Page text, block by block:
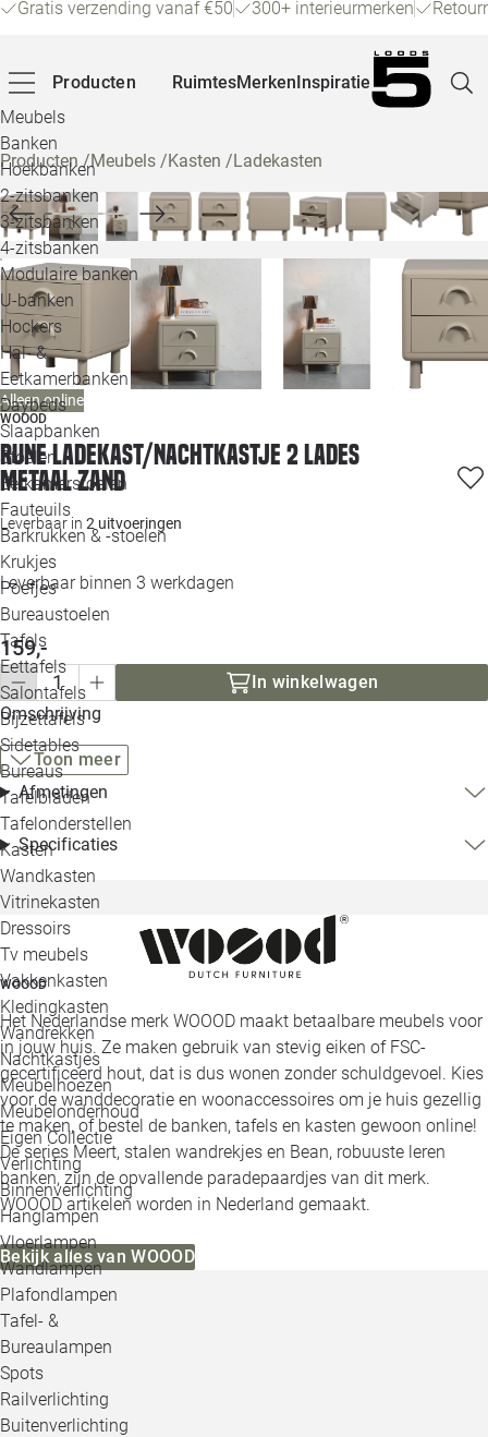
Gratis verzending vanaf €50 300+ interieurmerken
Producten
Meubels
Banken
Hoekbanken
2-zitsbanken
3-zitsbanken
4-zitsbanken
Modulaire banken
U-banken
Hockers
Hal- &
Eetkamerbanken
Daybeds
Slaapbanken
Stoelen
Eetkamerstoelen
Fauteuils
Barkrukken & -stoelen
Krukjes
Poefjes
Bureaustoelen
Tafels
Eettafels
Salontafels
Bijzettafels
Sidetables
Bureaus
Tafelbladen
Tafelonderstellen
Kasten
Wandkasten
Vitrinekasten
Dressoirs
Tv meubels
Vakkenkasten
Kledingkasten
Wandrekken
Nachtkastjes
Meubelhoezen
Meubelonderhoud
Eigen Collectie
Verlichting
Binnenverlichting
Hanglampen
Vloerlampen
Wandlampen
Plafondlampen
Tafel- &
Bureaulampen
Spots
Railverlichting
Buitenverlichting
RuimtesMerkenInspiratie
Producten/Meubels /Kasten /Ladekasten
Alleen online
WOOOD
Rune ladekast/nachtkastje 2 lades
metaal zand
Leverbaar in 2 uitvoeringen
Leverbaar binnen 3 werkdagen
159,-
In winkelwagen
Omschrijving
Toon meer
Afmetingen
Specificaties
WOOOD
Het Nederlandse merk WOOOD maakt betaalbare meubels voor
in jouw huis. Ze maken gebruik van stevig eiken of FSC-
gecertificeerd hout, dat is dus wonen zonder schuldgevoel. Kies
voor de wanddecoratie en woonaccessoires om je huis gezellig
te maken, of bestel de banken, tafels en kasten gewoon online!
De series Meert, stalen wandrekjes en Bean, robuuste leren
banken, zijn de opvallende paradepaardjes van dit merk.
WOOOD artikelen worden in Nederland gemaakt.
Bekijk alles van WOOOD